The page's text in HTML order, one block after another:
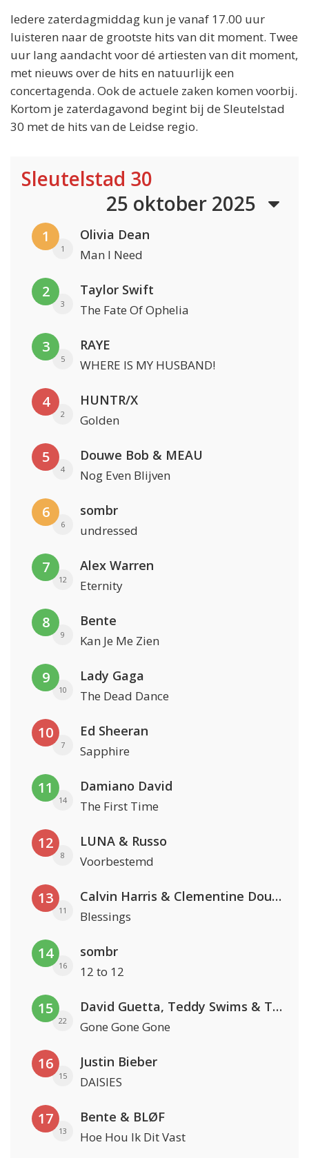
Iedere zaterdagmiddag kun je vanaf 17.00 uur
luisteren naar de grootste hits van dit moment. Twee
uur lang aandacht voor dé artiesten van dit moment,
met nieuws over de hits en natuurlijk een
concertagenda. Ook de actuele zaken komen voorbij.
Kortom je zaterdagavond begint bij de Sleutelstad
30 met de hits van de Leidse regio.
Sleutelstad 30
25 oktober 2025
1
1
Olivia Dean
Man I Need
2
3
Taylor Swift
The Fate Of Ophelia
3
5
RAYE
WHERE IS MY HUSBAND!
4
2
HUNTR/X
Golden
5
4
Douwe Bob & MEAU
Nog Even Blijven
6
6
sombr
undressed
7
12
Alex Warren
Eternity
8
9
Bente
Kan Je Me Zien
9
10
Lady Gaga
The Dead Dance
10
7
Ed Sheeran
Sapphire
11
14
Damiano David
The First Time
12
8
LUNA & Russo
Voorbestemd
13
11
Calvin Harris & Clementine Douglas
Blessings
14
16
sombr
12 to 12
15
22
David Guetta, Teddy Swims & Tones And I
Gone Gone Gone
16
15
Justin Bieber
DAISIES
17
13
Bente & BLØF
Hoe Hou Ik Dit Vast